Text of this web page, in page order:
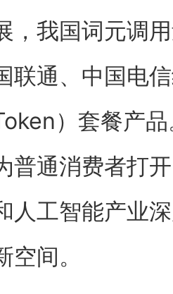
，我国词元调
联通、中国电
）套餐产
普通消费者打
人工智能产业
间。